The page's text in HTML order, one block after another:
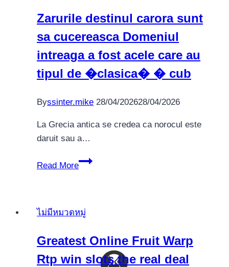
uk
the
Thieves
:
Online
96
Zarurile destinul carora sunt
sa cucereasca Domeniul
intreaga a fost acele care au
tipul de �clasica� � cub
Byssinter.mike 28/04/202628/04/2026
La Grecia antica se credea ca norocul este
daruit sau a…
Read More
Zarurile
sa
Domeniul
intreaga
ไม่มีหมวดหมู่
Greatest Online Fruit Warp
Rtp win slots the real deal